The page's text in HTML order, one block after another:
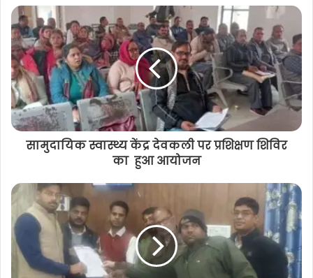
s
i
t
e
सामुदायिक स्वास्‍थ्य केंद्र देवकली पर प्रशिक्षण शिविर
का हुआ आयोजन